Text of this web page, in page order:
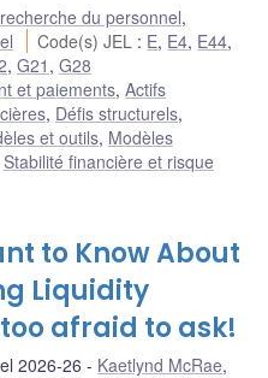
du personnel,
Code(s) JEL : E, E4, E44,
, G21 , G28
et paiements,Actifs
, Défis structurels,
et outils, Modèles
Stabilité financière et risque
to Know About
Liquidity
afraid to ask!
2026-26 Kaetlynd McRae,